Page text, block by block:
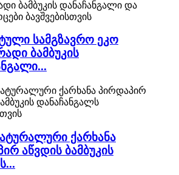
სამგზავრო ეკო
ბამბუკის
ქარხანა
აწვდის ბამბუკის